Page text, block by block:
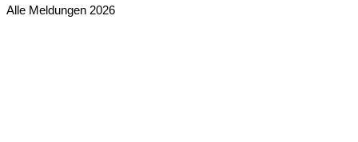
Alle Meldungen 2026